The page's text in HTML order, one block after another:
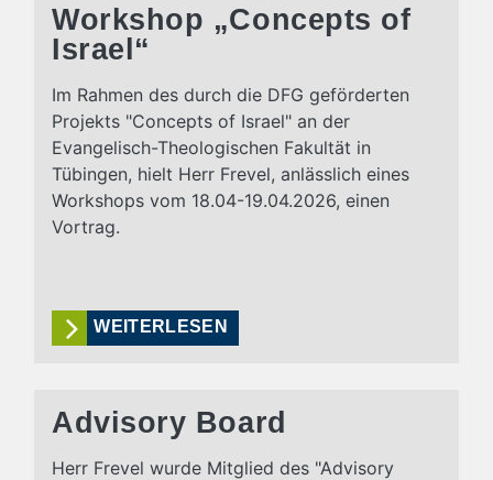
Workshop „Concepts of
Israel“
Im Rahmen des durch die DFG geförderten
Projekts "Concepts of Israel" an der
Evangelisch-Theologischen Fakultät in
Tübingen, hielt Herr Frevel, anlässlich eines
Workshops vom 18.04-19.04.2026, einen
Vortrag.
WEITERLESEN
Advisory Board
Herr Frevel wurde Mitglied des "Advisory